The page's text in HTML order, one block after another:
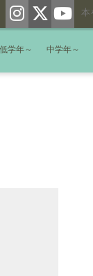
低学年～ 中学年～